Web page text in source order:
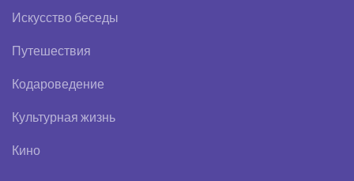
Искусство беседы
Путешествия
Кодароведение
Культурная жизнь
Кино